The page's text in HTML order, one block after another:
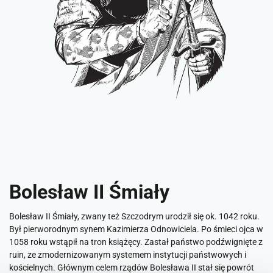
Bolesław II Śmiały
Bolesław II Śmiały, zwany też Szczodrym urodził się ok. 1042 roku.
Był pierworodnym synem Kazimierza Odnowiciela. Po śmieci ojca w
1058 roku wstąpił na tron książęcy. Zastał państwo podźwignięte z
ruin, ze zmodernizowanym systemem instytucji państwowych i
kościelnych. Głównym celem rządów Bolesława II stał się powrót